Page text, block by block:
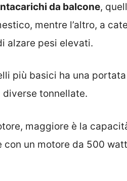
da balcone,
mentre l’altro, a
alzare pesi elevati.
più basici ha una
tonnellate.
maggiore è la
con un motore da 500